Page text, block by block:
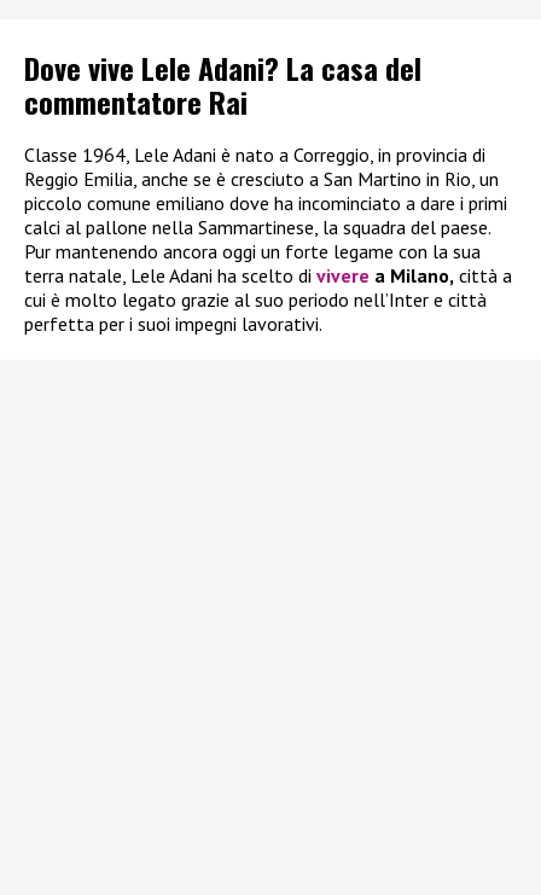
Dove vive Lele Adani? La casa del
commentatore Rai
Classe 1964, Lele Adani è nato a Correggio, in provincia di
Reggio Emilia, anche se è cresciuto a San Martino in Rio, un
piccolo comune emiliano dove ha incominciato a dare i primi
calci al pallone nella Sammartinese, la squadra del paese.
Pur mantenendo ancora oggi un forte legame con la sua
terra natale, Lele Adani ha scelto di vivere a Milano, città a
cui è molto legato grazie al suo periodo nell’Inter e città
perfetta per i suoi impegni lavorativi.